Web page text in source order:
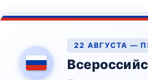
22 АВГУСТА —